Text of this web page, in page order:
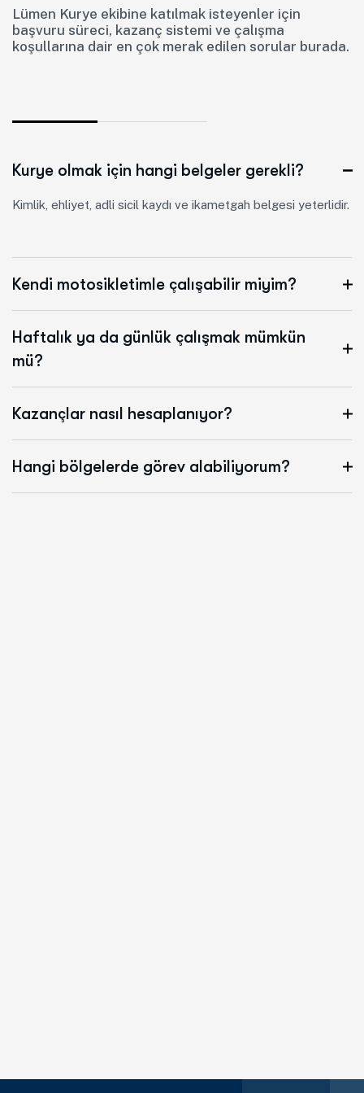
Lümen Kurye ekibine katılmak isteyenler için
başvuru süreci, kazanç sistemi ve çalışma
koşullarına dair en çok merak edilen sorular burada.
Kurye olmak için hangi belgeler gerekli?
Kimlik, ehliyet, adli sicil kaydı ve ikametgah belgesi yeterlidir.
Kendi motosikletimle çalışabilir miyim?
Haftalık ya da günlük çalışmak mümkün
mü?
Kazançlar nasıl hesaplanıyor?
Hangi bölgelerde görev alabiliyorum?